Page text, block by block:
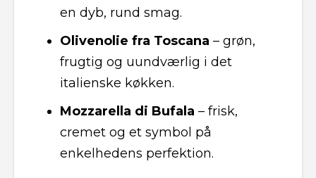
en dyb, rund smag.
Olivenolie fra Toscana – grøn,
frugtig og uundværlig i det
italienske køkken.
Mozzarella di Bufala – frisk,
cremet og et symbol på
enkelhedens perfektion.